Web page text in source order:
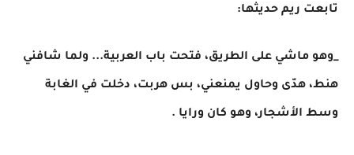
تابعت ريم حديثها:
_وهو ماشي على الطريق، فتحت باب العربية... ولما شافني
هنط، هدّى وحاول يمنعني، بس هربت، دخلت في الغابة
وسط الأشجار، وهو كان ورايا .